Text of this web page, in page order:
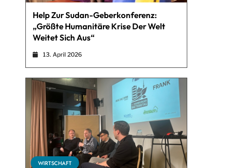
Help Zur Sudan-Geberkonferenz:
„Größte Humanitäre Krise Der Welt
Weitet Sich Aus“
13. April 2026
WIRTSCHAFT